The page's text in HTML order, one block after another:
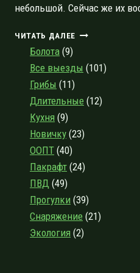
небольшой. Сейчас же их
ЧИТАТЬ ДАЛЕЕ ПАМЯТНИК
ВЫСОТЫ»
Болота (9)
Все выезды (101)
Грибы (11)
Длительные (12)
Кухня (9)
Новичку (23)
ООПТ (40)
Пакрафт (24)
ПВД (49)
Прогулки (39)
Снаряжение (21)
Экология (2)